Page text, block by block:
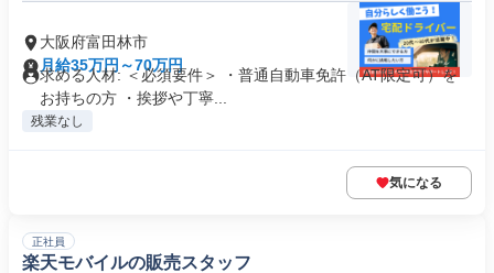
大阪府富田林市
月給35万円～70万円
求める人材: ＜必須要件＞ ・普通自動車免許（AT限定可）を
お持ちの方 ・挨拶や丁寧...
残業なし
気になる
正社員
楽天モバイルの販売スタッフ